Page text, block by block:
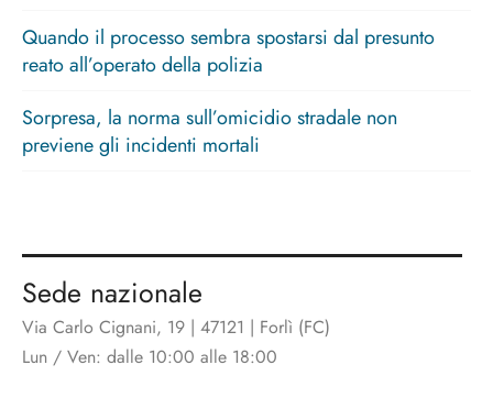
Quando il processo sembra spostarsi dal presunto
reato all’operato della polizia
Sorpresa, la norma sull’omicidio stradale non
previene gli incidenti mortali
Sede nazionale
Via Carlo Cignani, 19 | 47121 | Forlì (FC)
Lun / Ven: dalle 10:00 alle 18:00